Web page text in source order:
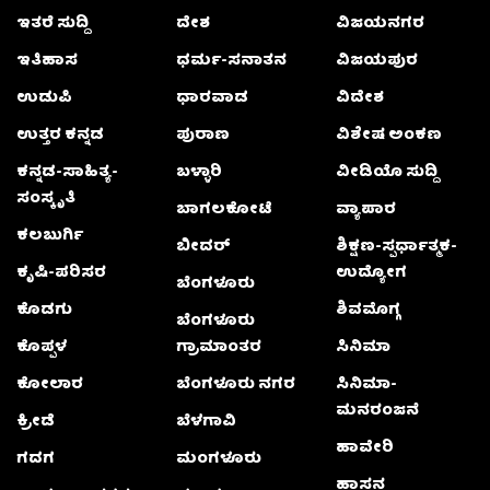
ಇತರೆ ಸುದ್ದಿ
ಇತಿಹಾಸ
ಉಡುಪಿ
ಉತ್ತರ ಕನ್ನಡ
ಕನ್ನಡ-ಸಾಹಿತ್ಯ-
ಸಂಸ್ಕೃತಿ
ಕಲಬುರ್ಗಿ
ಕೃಷಿ-ಪರಿಸರ
ಕೊಡಗು
ಕೊಪ್ಪಳ
ಕೋಲಾರ
ಕ್ರೀಡೆ
ಗದಗ
ದೇಶ
ಧರ್ಮ-ಸನಾತನ
ಧಾರವಾಡ
ಪುರಾಣ
ಬಳ್ಳಾರಿ
ಬಾಗಲಕೋಟೆ
ಬೀದರ್
ಬೆಂಗಳೂರು
ಬೆಂಗಳೂರು
ಗ್ರಾಮಾಂತರ
ಬೆಂಗಳೂರು ನಗರ
ಬೆಳಗಾವಿ
ಮಂಗಳೂರು
ವಿಜಯನಗರ
ವಿಜಯಪುರ
ವಿದೇಶ
ವಿಶೇಷ ಅಂಕಣ
ವೀಡಿಯೊ ಸುದ್ದಿ
ವ್ಯಾಪಾರ
ಶಿಕ್ಷಣ-ಸ್ಪರ್ಧಾತ್ಮಕ-
ಉದ್ಯೋಗ
ಶಿವಮೊಗ್ಗ
ಸಿನಿಮಾ
ಸಿನಿಮಾ-
ಮನರಂಜನೆ
ಹಾವೇರಿ